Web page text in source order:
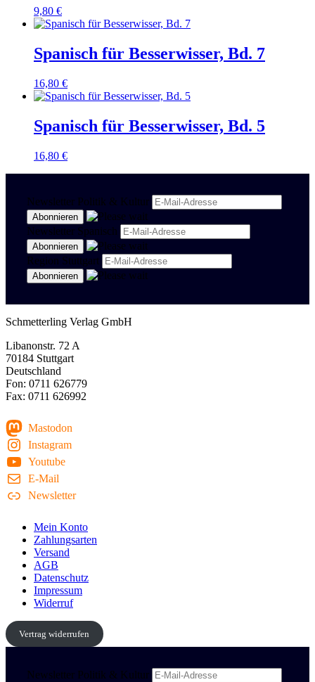
9,80 €
Spanisch für Besserwisser, Bd. 7
16,80 €
Spanisch für Besserwisser, Bd. 5
16,80 €
Newsletter Politik & Kultur
Newsletter Spanisch
Region Stuttgart
Schmetterling Verlag GmbH
Libanonstr. 72 A
70184 Stuttgart
Deutschland
Fon: 0711 626779
Fax: 0711 626992
Mastodon
Instagram
Youtube
E-Mail
Newsletter
Mein Konto
Zahlungsarten
Versand
AGB
Datenschutz
Impressum
Widerruf
Vertrag widerrufen
Newsletter Politik & Kultur